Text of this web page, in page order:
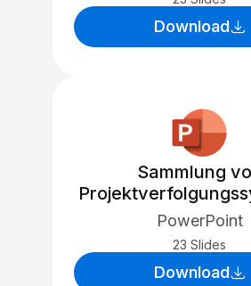
Download
Sammlung
PowerPoint
23 Slides
Download